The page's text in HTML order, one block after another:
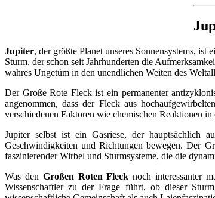
Jupiter, der größte Planet unseres Sonnensystems,
Sturm, der schon seit Jahrhunderten die
wahres Ungetüm in den unendlichen Weiten des
Der Große Rote Fleck ist ein permanenter
angenommen, dass der Fleck aus
verschiedenen Faktoren wie chemischen Reaktionen
Jupiter selbst ist ein Gasriese, der hauptsächlich
Geschwindigkeiten und Richtungen bewegen. Der
faszinierender Wirbel und Sturmsysteme, die die
Was den Großen Roten Fleck noch interessanter
Wissenschaftler zu der Frage führt, ob dieser